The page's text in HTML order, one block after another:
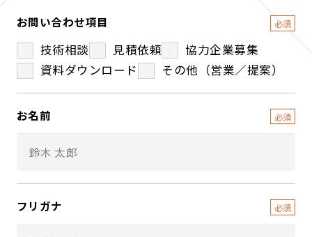
お問い合わせ項目
技術相談 見積依頼
協力企業募集
資料ダウンロード
その他（営業／提案）
お名前
フリガナ